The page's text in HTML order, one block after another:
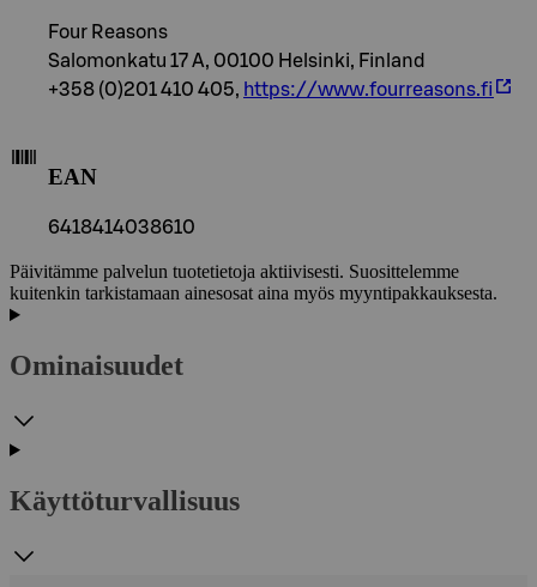
Four Reasons
Salomonkatu 17 A, 00100 Helsinki, Finland
+358 (0)201 410 405, https://www.fourreasons.fi
EAN
6418414038610
Päivitämme palvelun tuotetietoja aktiivisesti. Suosittelemme
kuitenkin tarkistamaan ainesosat aina myös myyntipakkauksesta.
Ominaisuudet
Käyttöturvallisuus